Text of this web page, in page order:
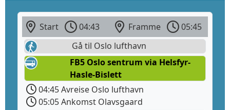
Start 04:43 Framme
05:45
Gå til Oslo lufthavn
FB5 Oslo sentrum via Helsfyr-
Hasle-Bislett
04:45 Avreise Oslo lufthavn
05:05 Ankomst Olavsgaard